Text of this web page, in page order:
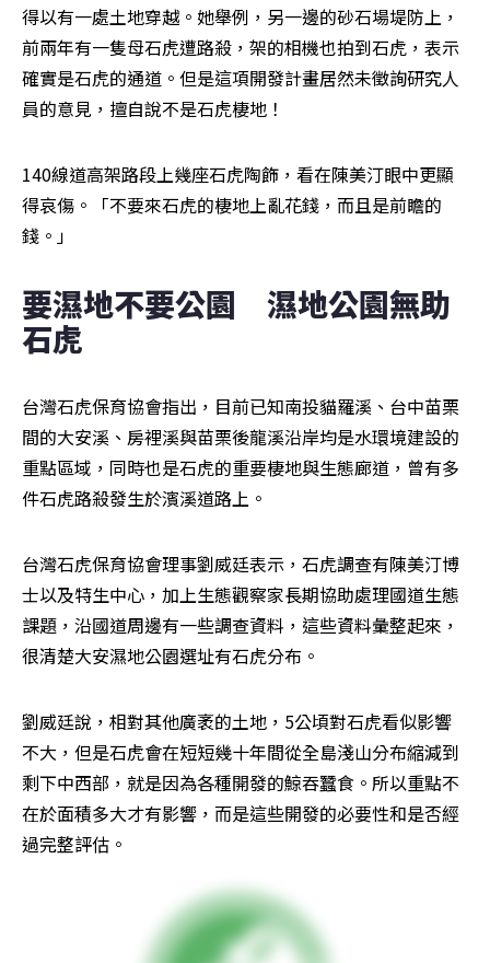
得以有一處土地穿越。她舉例，另一邊的砂石場堤防上，
前兩年有一隻母石虎遭路殺，架的相機也拍到石虎，表示
確實是石虎的通道。但是這項開發計畫居然未徵詢研究人
員的意見，擅自說不是石虎棲地！
140線道高架路段上幾座石虎陶飾，看在陳美汀眼中更顯
得哀傷。「不要來石虎的棲地上亂花錢，而且是前瞻的
錢。」
要濕地不要公園　濕地公園無助
石虎
台灣石虎保育協會指出，目前已知南投貓羅溪、台中苗栗
間的大安溪、房裡溪與苗栗後龍溪沿岸均是水環境建設的
重點區域，同時也是石虎的重要棲地與生態廊道，曾有多
件石虎路殺發生於濱溪道路上。
台灣石虎保育協會理事劉威廷表示，石虎調查有陳美汀博
士以及特生中心，加上生態觀察家長期協助處理國道生態
課題，沿國道周邊有一些調查資料，這些資料彙整起來，
很清楚大安濕地公園選址有石虎分布。
劉威廷說，相對其他廣袤的土地，5公頃對石虎看似影響
不大，但是石虎會在短短幾十年間從全島淺山分布縮減到
剩下中西部，就是因為各種開發的鯨吞蠶食。所以重點不
在於面積多大才有影響，而是這些開發的必要性和是否經
過完整評估。